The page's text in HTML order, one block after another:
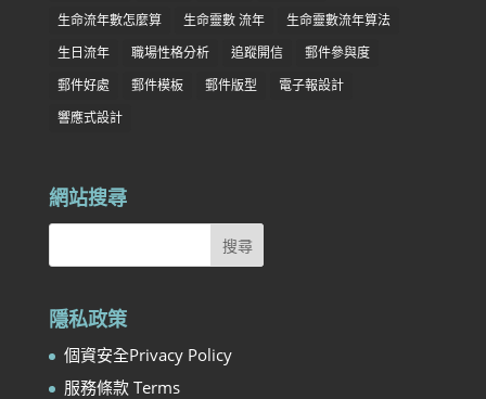
生命流年數怎麼算
生命靈數 流年
生命靈數流年算法
生日流年
職場性格分析 追蹤開信
郵件參與度
郵件好處
郵件模板 郵件版型
電子報設計
響應式設計
網站搜尋
隱私政策
個資安全Privacy Policy
服務條款 Terms